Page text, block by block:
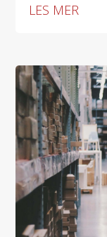
LES MER